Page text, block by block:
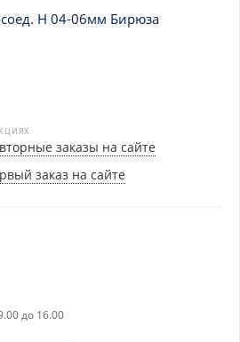
заказы на сайте
заказ на сайте
до 16.00